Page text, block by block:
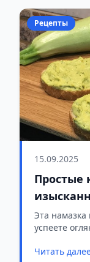
Рецепты
15.09.2025
Простые
Эта намазка
успеете
Читать